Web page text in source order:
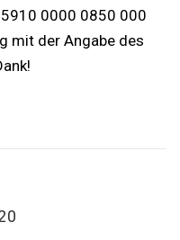
0000 0850 000
mit der Angabe des